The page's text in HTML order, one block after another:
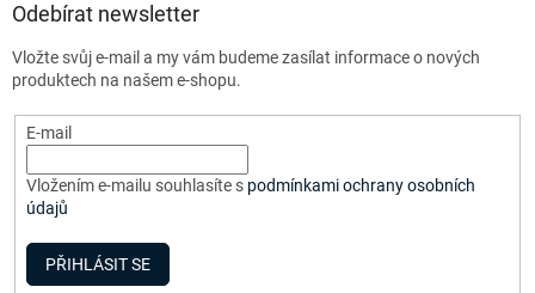
Odebírat newsletter
Vložte svůj e-mail a my vám budeme zasílat informace o nových
produktech na našem e-shopu.
E-mail
Vložením e-mailu souhlasíte s podmínkami ochrany osobních
údajů
PŘIHLÁSIT SE